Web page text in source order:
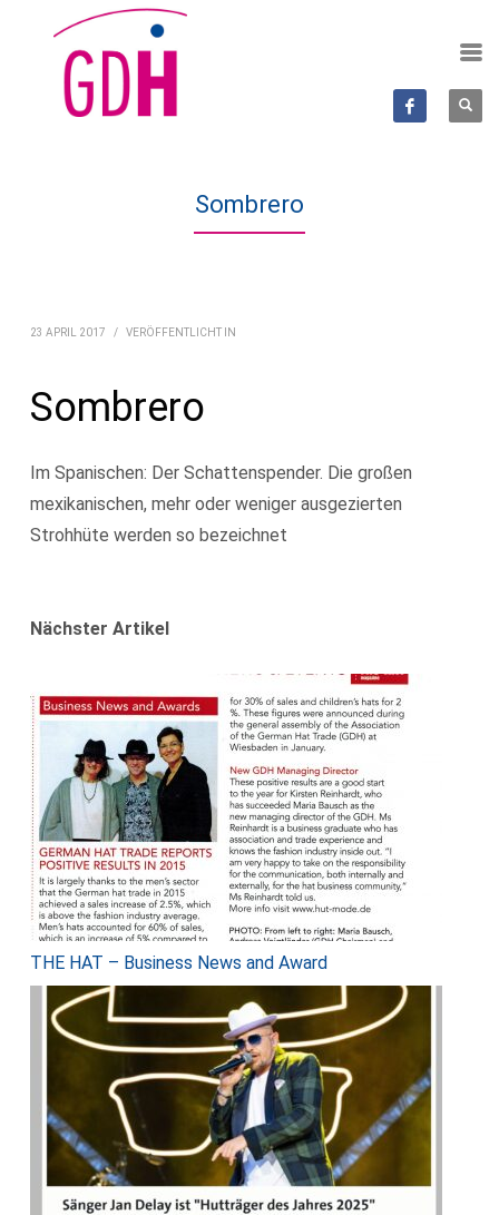
Sombrero
23 APRIL 2017 / VERÖFFENTLICHT IN
Sombrero
Im Spanischen: Der Schattenspender. Die großen
mexikanischen, mehr oder weniger ausgezierten
Strohhüte werden so bezeichnet
Nächster Artikel
THE HAT – Business News and Award